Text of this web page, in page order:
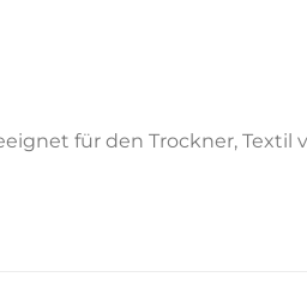
für den Trockner,